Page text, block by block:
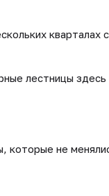
кварталах
лестницы здесь
которые не